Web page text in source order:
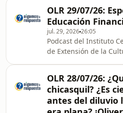
del cerro Kilambé en
buena para la siembra
¿Qué remedio
eliminar una hernia hiatal?
el proceso de
OLR 29/07/26:
Educación
jul. 29, 202626:05
Podcast del Instituto
de Extensión de la
especiales y los
recuerdo son
programas producidos
OLR 28/07/26:
chicasquil? ¿Es
antes del diluvio